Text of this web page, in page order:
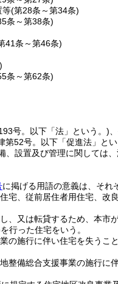
等(第28条～第34条)
条～第38条)
41条～第46条)
条～第62条)
号。以下「法」という。)
第52号。以下「促進法」と
、設置及び管理に関しては
に掲げる用語の意義は、それ
、従前居住者用住宅、改
又は転貸するため、本市
を行った住宅をいう。
施行に伴い住宅を失うこ
備総合支援事業の施行に